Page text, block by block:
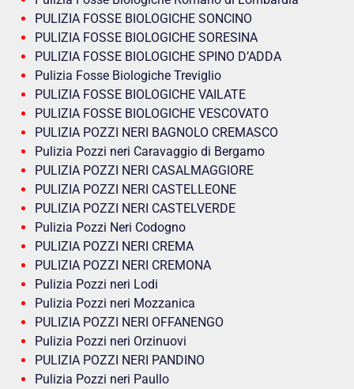
PULIZIA FOSSE BIOLOGICHE SONCINO
PULIZIA FOSSE BIOLOGICHE SORESINA
PULIZIA FOSSE BIOLOGICHE SPINO D’ADDA
Pulizia Fosse Biologiche Treviglio
PULIZIA FOSSE BIOLOGICHE VAILATE
PULIZIA FOSSE BIOLOGICHE VESCOVATO
PULIZIA POZZI NERI BAGNOLO CREMASCO
Pulizia Pozzi neri Caravaggio di Bergamo
PULIZIA POZZI NERI CASALMAGGIORE
PULIZIA POZZI NERI CASTELLEONE
PULIZIA POZZI NERI CASTELVERDE
Pulizia Pozzi Neri Codogno
PULIZIA POZZI NERI CREMA
PULIZIA POZZI NERI CREMONA
Pulizia Pozzi neri Lodi
Pulizia Pozzi neri Mozzanica
PULIZIA POZZI NERI OFFANENGO
Pulizia Pozzi neri Orzinuovi
PULIZIA POZZI NERI PANDINO
Pulizia Pozzi neri Paullo